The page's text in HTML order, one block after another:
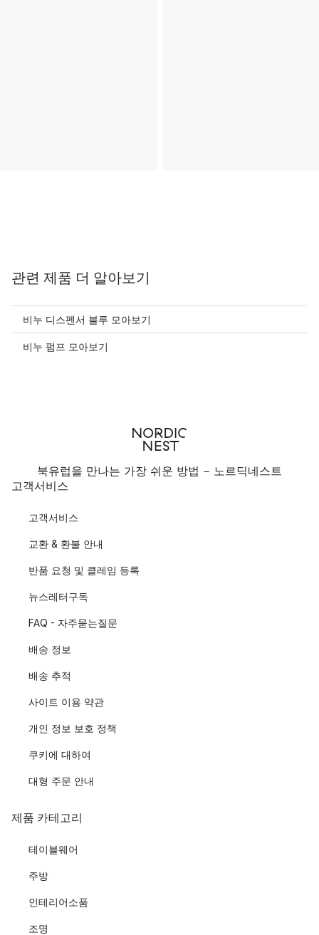
관련 제품 더 알아보기
비누 디스펜서 블루 모아보기
비누 펌프 모아보기
북유럽을 만나는 가장 쉬운 방법 - 노르딕네스트
고객서비스
고객서비스
교환 & 환불 안내
반품 요청 및 클레임 등록
뉴스레터구독
FAQ - 자주묻는질문
배송 정보
배송 추적
사이트 이용 약관
개인 정보 보호 정책
쿠키에 대하여
대형 주문 안내
제품 카테고리
테이블웨어
주방
인테리어소품
조명